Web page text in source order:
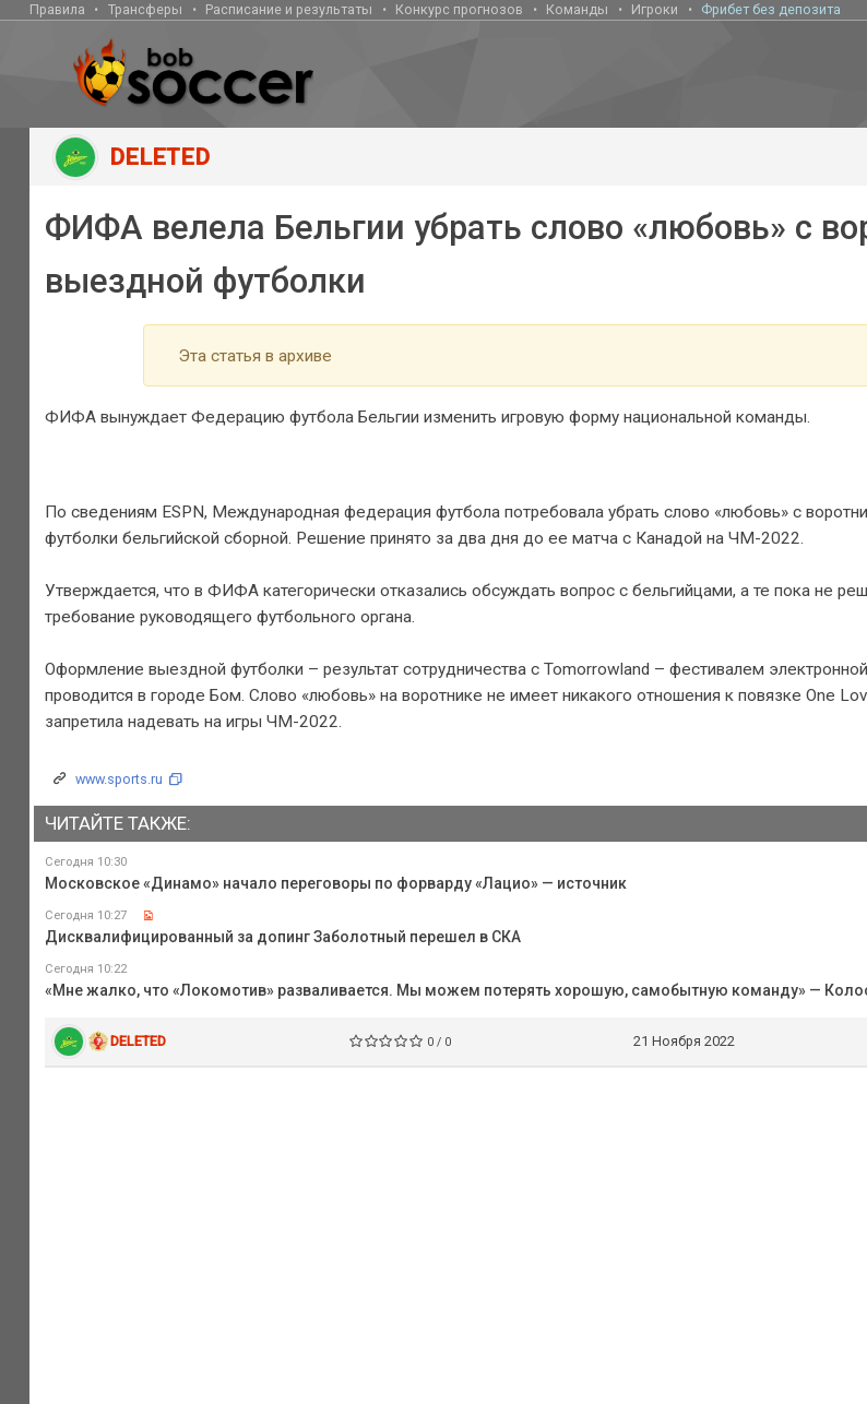
Правила Трансферы Расписание и результаты Конкурс прогнозов Команды Игроки Фрибет без депозита
DELETED
ФИФА велела Бельгии убрать слово «любовь» с
выездной футболки
Эта статья в архиве
ФИФА вынуждает Федерацию футбола Бельгии изменить игровую форму национальной команды.
По сведениям ESPN, Международная федерация футбола потребовала убрать слово «любовь» с
футболки бельгийской сборной. Решение принято за два дня до ее матча с Канадой на ЧМ-2022.
Утверждается, что в ФИФА категорически отказались обсуждать вопрос с бельгийцами, а те пока не
требование руководящего футбольного органа.
Оформление выездной футболки – результат сотрудничества с Tomorrowland – фестивалем
проводится в городе Бом. Слово «любовь» на воротнике не имеет никакого отношения к повязке One
запретила надевать на игры ЧМ-2022.
www.sports.ru
ЧИТАЙТЕ ТАКЖЕ:
Сегодня 10:30
Московское «Динамо» начало переговоры по форварду «Лацио» — источник
Сегодня 10:27
Дисквалифицированный за допинг Заболотный перешел в СКА
Сегодня 10:22
«Мне жалко, что «Локомотив» разваливается. Мы можем потерять хорошую, самобытную команду» —
DELETED 0 / 0 21 Ноября 2022